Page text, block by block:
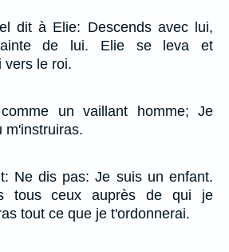
dit à Elie: Descends avec lui,
de lui. Elie se leva et
vers le roi.
un vaillant homme; Je
m'instruiras.
Ne dis pas: Je suis un enfant.
tous ceux auprès de qui je
tout ce que je t'ordonnerai.